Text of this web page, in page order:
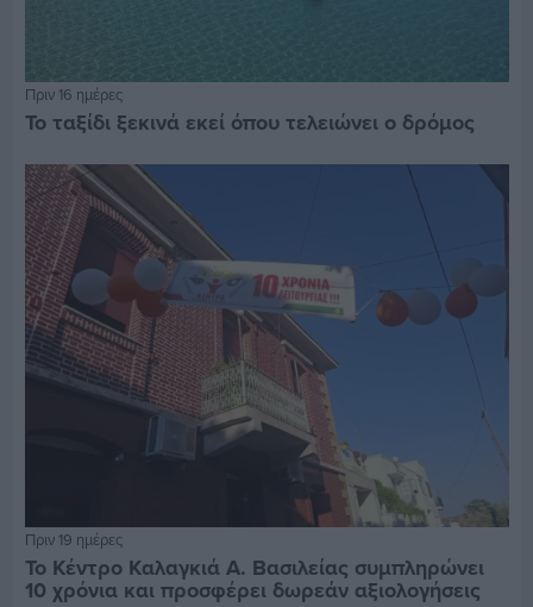
Πριν 16 ημέρες
Το ταξίδι ξεκινά εκεί όπου τελειώνει ο δρόμος
Πριν 19 ημέρες
Το Κέντρο Καλαγκιά Α. Βασιλείας συμπληρώνει
10 χρόνια και προσφέρει δωρεάν αξιολογήσεις